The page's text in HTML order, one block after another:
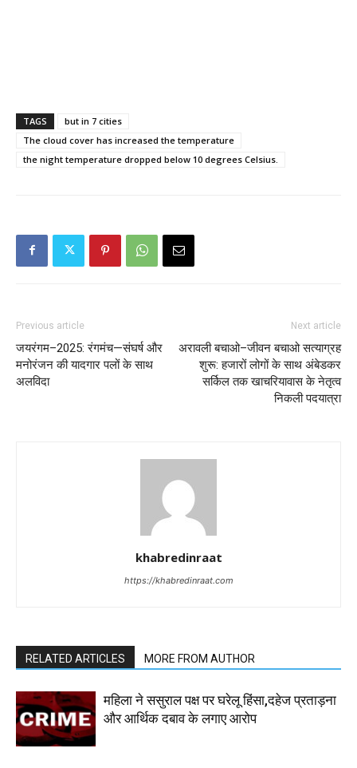
TAGS
but in 7 cities
The cloud cover has increased the temperature
the night temperature dropped below 10 degrees Celsius.
Previous article
जयरंगम–2025: रंगमंच—संघर्ष और
मनोरंजन की यादगार पलों के साथ
अलविदा
Next article
अरावली बचाओ–जीवन बचाओ सत्याग्रह
शुरू: हजारों लोगों के साथ अंबेडकर
सर्किल तक खाचरियावास के नेतृत्व
निकली पदयात्रा
khabredinraat
https://khabredinraat.com
RELATED ARTICLES MORE FROM AUTHOR
महिला ने ससुराल पक्ष पर घरेलू हिंसा,दहेज प्रताड़ना
और आर्थिक दबाव के लगाए आरोप